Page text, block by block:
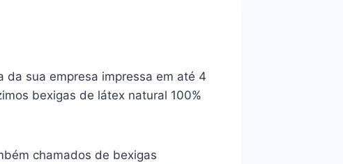
da sua empresa impressa em até 4
bexigas de látex natural 100%
chamados de bexigas